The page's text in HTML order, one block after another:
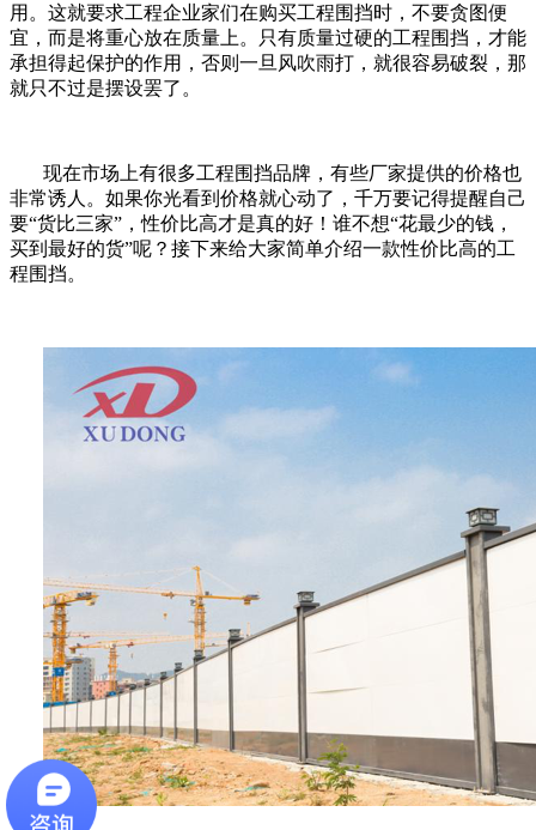
用。这就要求工程企业家们在购买工程围挡时，不要贪图便
宜，而是将重心放在质量上。只有质量过硬的工程围挡，才能
承担得起保护的作用，否则一旦风吹雨打，就很容易破裂，那
就只不过是摆设罢了。
现在市场上有很多工程围挡品牌，有些厂家提供的价格也
非常诱人。如果你光看到价格就心动了，千万要记得提醒自己
要“货比三家”，性价比高才是真的好！谁不想“花最少的钱，
买到最好的货”呢？接下来给大家简单介绍一款性价比高的工
程围挡。